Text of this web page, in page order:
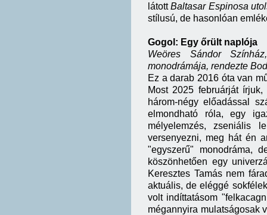
látottBaltasar Espinosa
stílusú, de hasonlóan
Gogol: Egy őrült naplója
Weöres Sándor
monodrámája, rendezte
Ez a darab 2016 óta van
Most 2025 februárját
három-négy előadással
elmondható róla, egy
mélyelemzés, zseniális
versenyezni, meg hát én
"egyszerű" monodráma,
köszönhetően egy
Keresztes Tamás nem
aktuális, de eléggé
volt indíttatásom
mégannyira mulatságosak